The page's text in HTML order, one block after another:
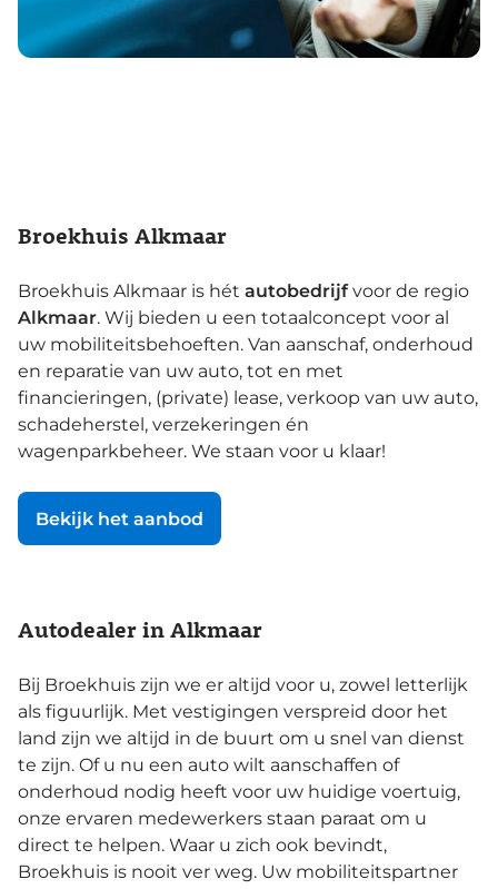
Broekhuis Alkmaar
Broekhuis Alkmaar is hét autobedrijfvoor de regio
Alkmaar. Wij bieden u een totaalconcept voor al
uw mobiliteitsbehoeften. Van aanschaf, onderhoud
en reparatie van uw auto, tot en met
financieringen, (private) lease, verkoop van uw auto,
schadeherstel, verzekeringen én
wagenparkbeheer. We staan voor u klaar!
Bekijk het aanbod
Autodealer in Alkmaar
Bij Broekhuis zijn we er altijd voor u, zowel letterlijk
als figuurlijk. Met vestigingen verspreid door het
land zijn we altijd in de buurt om u snel van dienst
te zijn. Of u nu een auto wilt aanschaffen of
onderhoud nodig heeft voor uw huidige voertuig,
onze ervaren medewerkers staan paraat om u
direct te helpen. Waar u zich ook bevindt,
Broekhuis is nooit ver weg. Uw mobiliteitspartner